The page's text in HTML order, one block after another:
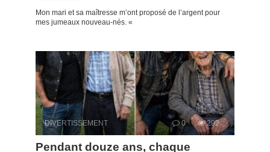
Mon mari et sa maîtresse m’ont proposé de l’argent pour
mes jumeaux nouveau-nés. «
DIVERTISSEMENT 0 292
Pendant douze ans, chaque